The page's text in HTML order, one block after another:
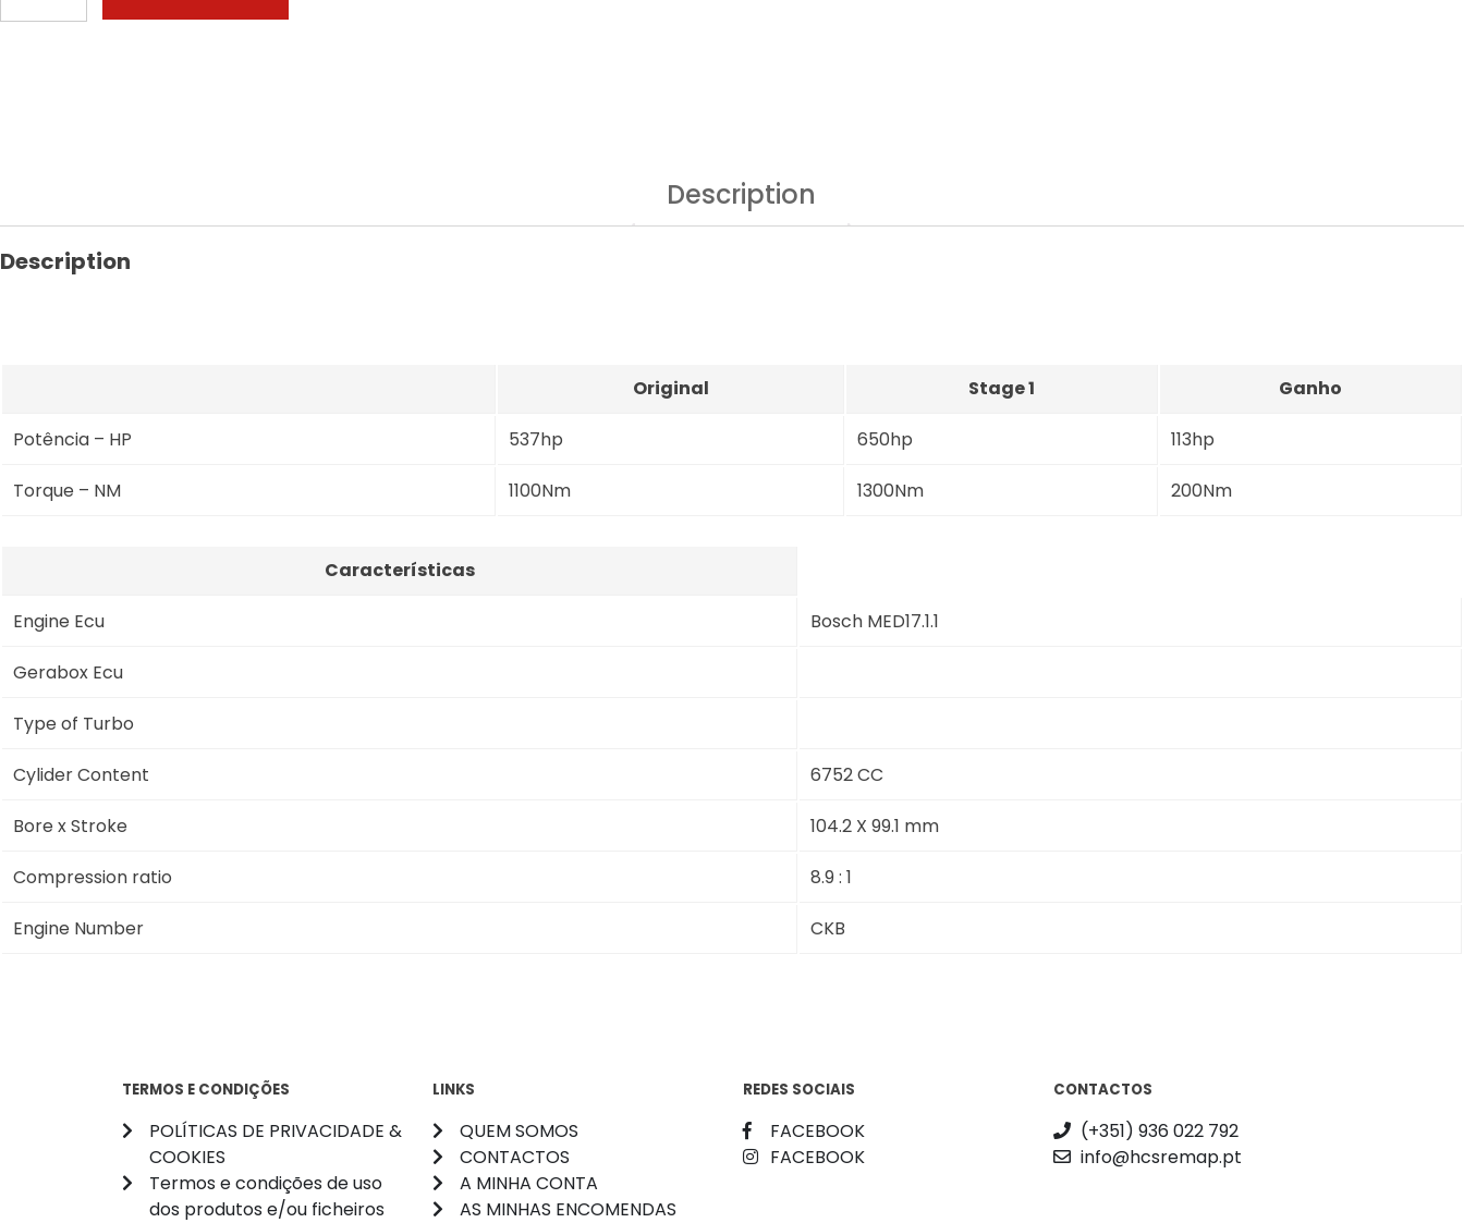
Description
Description
Original Stage 1 Ganho
Potência – HP 537hp 650hp 113hp
Torque – NM 1100Nm 1300Nm 200Nm
Características
Engine Ecu Bosch MED17.1.1
Gerabox Ecu
Type of Turbo
Cylider Content 6752 CC
Bore x Stroke 104.2 X 99.1 mm
Compression ratio 8.9 : 1
Engine Number CKB
TERMOS E CONDIÇÕES
POLÍTICAS DE PRIVACIDADE &
COOKIES
Termos e condições de uso
dos produtos e/ou ficheiros
LINKS
QUEM SOMOS
CONTACTOS
A MINHA CONTA
AS MINHAS ENCOMENDAS
REDES SOCIAIS
FACEBOOK
FACEBOOK
CONTACTOS
(+351) 936 022 792
info@hcsremap.pt